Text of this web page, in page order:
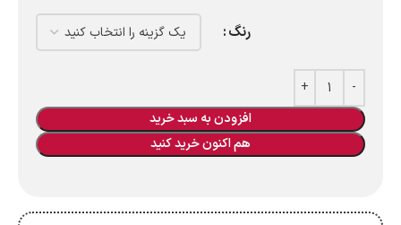
رنگ
افزودن به سبد خرید
هم اکنون خرید کنید